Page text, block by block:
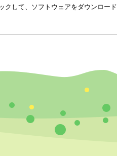
クして、ソフトウェアをダウンロード